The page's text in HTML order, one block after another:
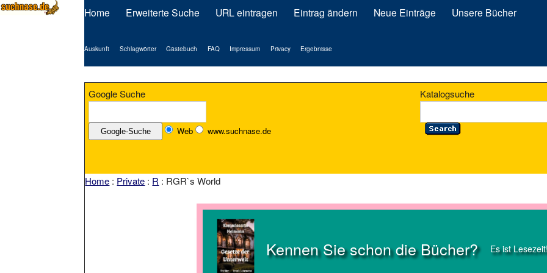
Home Erweiterte Suche URL eintragen Eintrag ändern Neue Einträge Unsere Bücher
Auskunft Schlagwörter Gästebuch FAQ Impressum Privacy Ergebnisse
Google Suche
Web www.suchnase.de
Katalogsuche
Home : Private : R : RGR`s World
Kennen Sie schon die Bücher? Es ist